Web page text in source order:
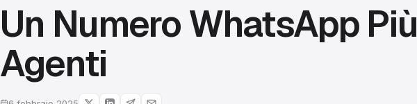
Un Numero WhatsApp Più
Agenti